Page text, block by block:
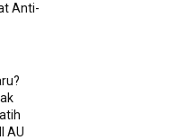
Anti-
AU